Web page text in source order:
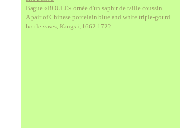
Bague «BOULE» ornée d'un saphir de taille coussin
A pair of Chinese porcelain blue and white triple-gourd
bottle vases, Kangxi, 1662-1722